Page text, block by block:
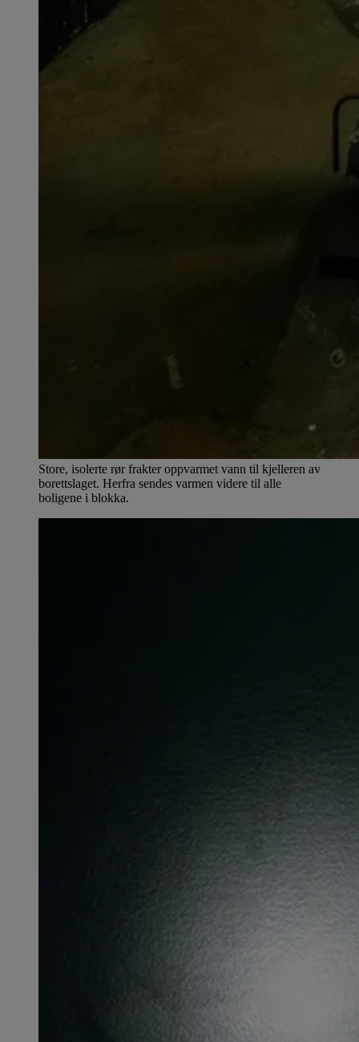
Store, isolerte rør frakter oppvarmet vann til kjelleren av
borettslaget. Herfra sendes varmen videre til alle
boligene i blokka.